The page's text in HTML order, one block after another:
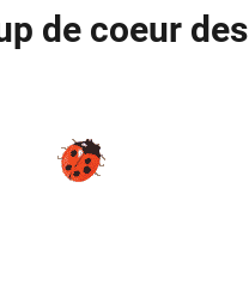
de coeur des